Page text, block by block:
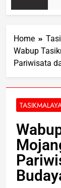
Home
Wabup
Pariwisata